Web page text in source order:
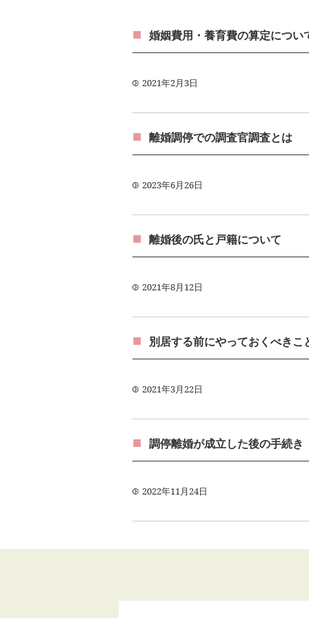
婚姻費用・養育費の算定につい
2021年2月3日
離婚調停での調査官調査とは
2023年6月26日
離婚後の氏と戸籍について
2021年8月12日
別居する前にやっておくべきこ
2021年3月22日
調停離婚が成立した後の手続き
2022年11月24日